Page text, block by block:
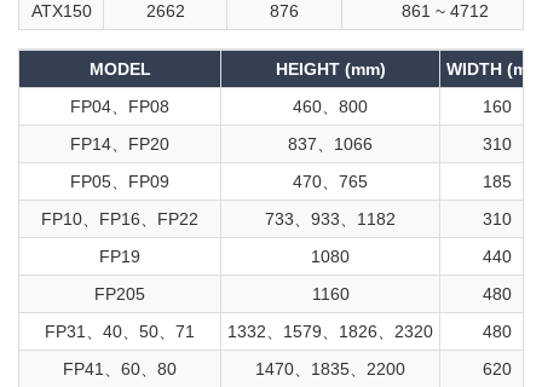
ATX150
2662 876 861 ~ 4712
MODEL HEIGHT (mm)
WIDTH
FP04、FP08
460、800
160
FP14、FP20
837、1066
310
FP05、FP09
470、765
185
FP10、FP16、FP22
733、933、1182
310
FP19
1080
440
FP205
1160
480
FP31、40、50、71
1332、1579、1826、2320
480
FP41、60、80
1470、1835、2200
620